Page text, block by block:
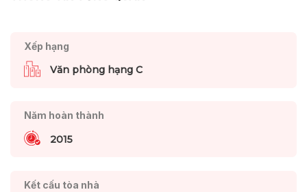
Xếp hạng
Văn phòng hạng C
Năm hoàn thành
2015
Kết cấu tòa nhà